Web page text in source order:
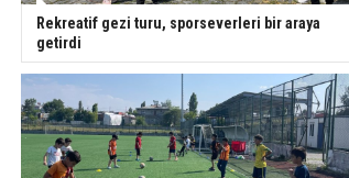
Rekreatif gezi turu, sporseverleri bir araya
getirdi